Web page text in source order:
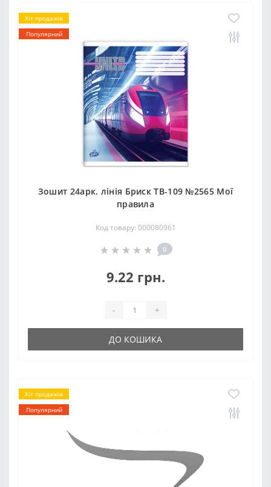
Хіт продажів
Популярний
Зошит 24арк. лінія Бриск ТВ-109 №2565 Мої
правила
Код товару: 000080961
0
9.22 грн.
- +
ДО КОШИКА
Хіт продажів
Популярний